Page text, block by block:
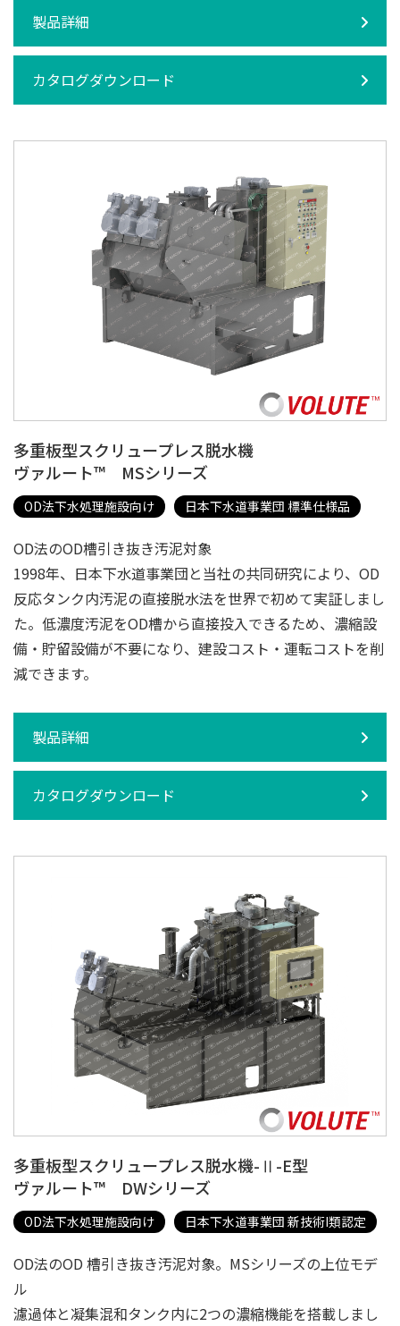
製品詳細
カタログダウンロード
多重板型スクリュープレス脱水機
ヴァルート™ MSシリーズ
OD法下水処理施設向け 日本下水道事業団 標準仕様品
OD法のOD槽引き抜き汚泥対象
1998年、日本下水道事業団と当社の共同研究により、OD
反応タンク内汚泥の直接脱水法を世界で初めて実証しまし
た。低濃度汚泥をOD槽から直接投入できるため、濃縮設
備・貯留設備が不要になり、建設コスト・運転コストを削
減できます。
製品詳細
カタログダウンロード
多重板型スクリュープレス脱水機-Ⅱ-E型
ヴァルート™ DWシリーズ
OD法下水処理施設向け 日本下水道事業団 新技術I類認定
OD法のOD 槽引き抜き汚泥対象。MSシリーズの上位モデ
ル
濾過体と凝集混和タンク内に2つの濃縮機能を搭載しまし